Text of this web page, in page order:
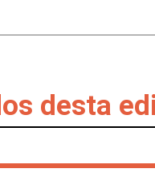
desta